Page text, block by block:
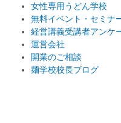
女性専用うどん学校
無料イベント・セミナ
経営講義受講者アンケ
運営会社
開業のご相談
麺学校校長ブログ